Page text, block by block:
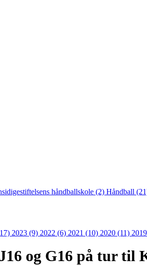
håndballskole (2) Håndball
2023 (9) 2022 (6) 2021 (10) 2020 (11)
og G16 på tur til